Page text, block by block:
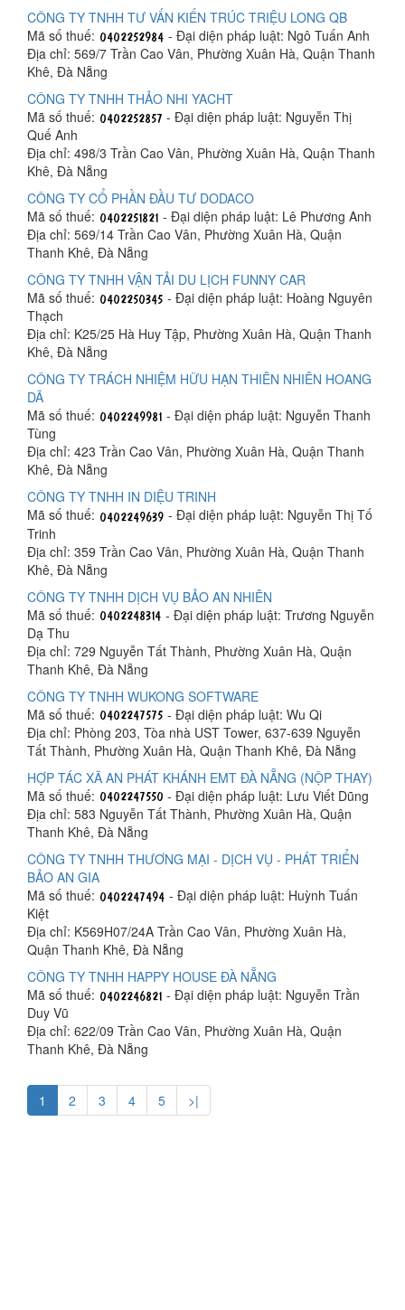
CÔNG TY TNHH TƯ VẤN KIẾN TRÚC TRIỆU LONG QB
Mã số thuế:
- Đại diện pháp luật: Ngô Tuấn Anh
Địa chỉ: 569/7 Trần Cao Vân, Phường Xuân Hà, Quận Thanh
Khê, Đà Nẵng
CÔNG TY TNHH THẢO NHI YACHT
Mã số thuế:
- Đại diện pháp luật: Nguyễn Thị
Quế Anh
Địa chỉ: 498/3 Trần Cao Vân, Phường Xuân Hà, Quận Thanh
Khê, Đà Nẵng
CÔNG TY CỔ PHẦN ĐẦU TƯ DODACO
Mã số thuế:
- Đại diện pháp luật: Lê Phương Anh
Địa chỉ: 569/14 Trần Cao Vân, Phường Xuân Hà, Quận
Thanh Khê, Đà Nẵng
CÔNG TY TNHH VẬN TẢI DU LỊCH FUNNY CAR
Mã số thuế:
- Đại diện pháp luật: Hoàng Nguyên
Thạch
Địa chỉ: K25/25 Hà Huy Tập, Phường Xuân Hà, Quận Thanh
Khê, Đà Nẵng
CÔNG TY TRÁCH NHIỆM HỮU HẠN THIÊN NHIÊN HOANG
DÃ
Mã số thuế:
- Đại diện pháp luật: Nguyễn Thanh
Tùng
Địa chỉ: 423 Trần Cao Vân, Phường Xuân Hà, Quận Thanh
Khê, Đà Nẵng
CÔNG TY TNHH IN DIỆU TRINH
Mã số thuế:
- Đại diện pháp luật: Nguyễn Thị Tố
Trinh
Địa chỉ: 359 Trần Cao Vân, Phường Xuân Hà, Quận Thanh
Khê, Đà Nẵng
CÔNG TY TNHH DỊCH VỤ BẢO AN NHIÊN
Mã số thuế:
- Đại diện pháp luật: Trương Nguyễn
Dạ Thu
Địa chỉ: 729 Nguyễn Tất Thành, Phường Xuân Hà, Quận
Thanh Khê, Đà Nẵng
CÔNG TY TNHH WUKONG SOFTWARE
Mã số thuế:
- Đại diện pháp luật: Wu Qi
Địa chỉ: Phòng 203, Tòa nhà UST Tower, 637-639 Nguyễn
Tất Thành, Phường Xuân Hà, Quận Thanh Khê, Đà Nẵng
HỢP TÁC XÃ AN PHÁT KHÁNH EMT ĐÀ NẴNG (NỘP THAY)
Mã số thuế:
- Đại diện pháp luật: Lưu Viết Dũng
Địa chỉ: 583 Nguyễn Tất Thành, Phường Xuân Hà, Quận
Thanh Khê, Đà Nẵng
CÔNG TY TNHH THƯƠNG MẠI - DỊCH VỤ - PHÁT TRIỂN
BẢO AN GIA
Mã số thuế:
- Đại diện pháp luật: Huỳnh Tuấn
Kiệt
Địa chỉ: K569H07/24A Trần Cao Vân, Phường Xuân Hà,
Quận Thanh Khê, Đà Nẵng
CÔNG TY TNHH HAPPY HOUSE ĐÀ NẴNG
Mã số thuế:
- Đại diện pháp luật: Nguyễn Trần
Duy Vũ
Địa chỉ: 622/09 Trần Cao Vân, Phường Xuân Hà, Quận
Thanh Khê, Đà Nẵng
1 2 3 4 5 >|